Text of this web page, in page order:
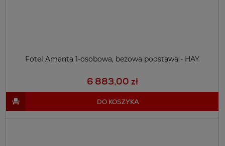
Fotel Amanta 1-osobowa, beżowa podstawa - HAY
6 883,00 zł
DO KOSZYKA